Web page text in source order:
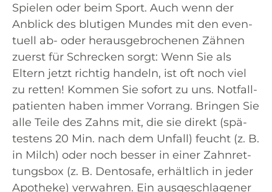
Spie­len oder beim Sport. Auch wenn der
Anblick des blu­ti­gen Mun­des mit den even­
tu­ell ab- oder her­aus­ge­bro­che­nen Zäh­nen
zuerst für Schre­cken sorgt: Wenn Sie als
Eltern jetzt rich­tig han­deln, ist oft noch viel
zu ret­ten! Kom­men Sie sofort zu uns. Not­fall­
pa­ti­en­ten haben immer Vor­rang. Brin­gen Sie
alle Tei­le des Zahns mit, die sie direkt (spä­
tes­tens 20 Min. nach dem Unfall) feucht (z. B.
in Milch) oder noch bes­ser in einer Zahn­ret­
tungs­box (z. B. Dent­o­safe, erhält­lich in jeder
Apo­the­ke) ver­wah­ren. Ein aus­ge­schla­ge­ner